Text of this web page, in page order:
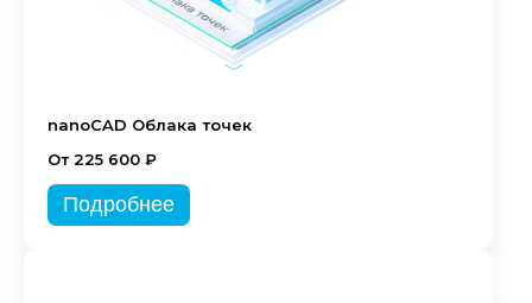
nanoCAD Облака точек
От 225 600 ₽
Подробнее